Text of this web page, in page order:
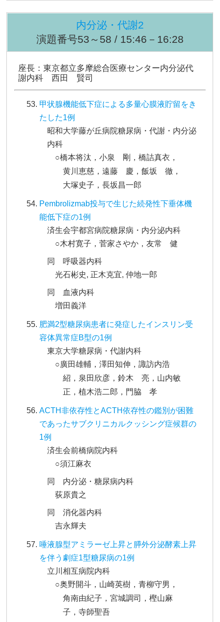
内分泌・代謝2
演題番号53～58 / 15:46－16:28
座長：東京都立多摩総合医療センター内分泌代
謝内科 西田 賢司
甲状腺機能低下症による多量心膜液貯留をき
たした1例
昭和大学藤が丘病院糖尿病・代謝・内分泌
内科
○橋本将汰，小泉 剛，橋詰真衣，
黄川恵慈，遠藤 慶，飯坂 徹，
大塚史子，長坂昌一郎
Pembrolizmab投与で生じた続発性下垂体機
能低下症の1例
済生会宇都宮病院糖尿病・内分泌内科
○木村寛子，菅家さやか，友常 健
同 呼吸器内科
光石彬史, 正木克宜, 仲地一郎
同 血液内科
増田義洋
肥満2型糖尿病患者に発症したインスリン受
容体異常症B型の1例
東京大学糖尿病・代謝内科
○廣田雄輔，澤田知伸，諏訪内浩
紹，泉田欣彦，鈴木 亮，山内敏
正，植木浩二郎，門脇 孝
ACTH非依存性とACTH依存性の鑑別が困難
であったサブクリニカルクッシング症候群の
1例
済生会前橋病院内科
○須江麻衣
同 内分泌・糖尿病内科
荻原貴之
同 消化器内科
吉永輝夫
唾液腺型アミラーゼ上昇と膵外分泌酵素上昇
を伴う劇症1型糖尿病の1例
立川相互病院内科
○奥野開斗，山崎英樹，青柳守男，
角南由紀子，宮城調司，樫山麻
子，寺師聖吾